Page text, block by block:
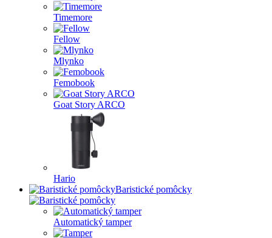
Timemore
Fellow
Mlynko
Femobook
Goat Story ARCO
Hario
Baristické pomôcky
Automatický tamper